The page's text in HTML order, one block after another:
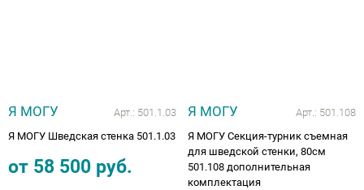
Я МОГУ Арт.: 501.1.03
Я МОГУ Шведская стенка 501.1.03
от 58 500 руб.
Я МОГУ Арт.: 501.108
Я МОГУ Секция-турник съемная
для шведской стенки, 80см
501.108 дополнительная
комплектация